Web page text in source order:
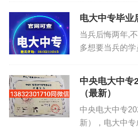
按时参加考试。根据考试管理
入场，请考生保持良好作息，
因天气原因、道路拥堵、交通
造成考试迟到，影响正常考试。
遵守安检规定。本次考试继续采
按照学制划分
价，正规教学
电大中专毕业
当兵后悔两年,
多想要当兵的
中专毕业后能
为同学介绍一
中央电大中专
（最新）
中央电大中专
新），电大中